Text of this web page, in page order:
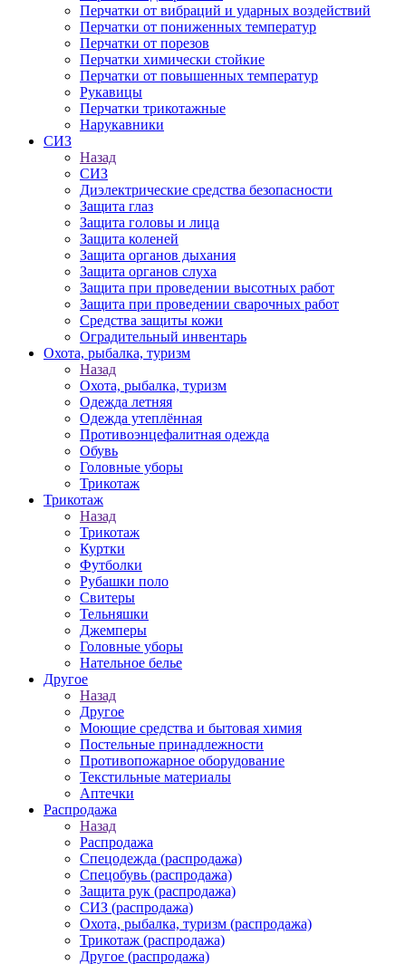
Перчатки от вибраций и ударных воздействий
Перчатки от пониженных температур
Перчатки от порезов
Перчатки химически стойкие
Перчатки от повышенных температур
Рукавицы
Перчатки трикотажные
Нарукавники
СИЗ
Назад
СИЗ
Диэлектрические средства безопасности
Защита глаз
Защита головы и лица
Защита коленей
Защита органов дыхания
Защита органов слуха
Защита при проведении высотных работ
Защита при проведении сварочных работ
Средства защиты кожи
Оградительный инвентарь
Охота, рыбалка, туризм
Назад
Охота, рыбалка, туризм
Одежда летняя
Одежда утеплённая
Противоэнцефалитная одежда
Обувь
Головные уборы
Трикотаж
Трикотаж
Назад
Трикотаж
Куртки
Футболки
Рубашки поло
Свитеры
Тельняшки
Джемперы
Головные уборы
Нательное белье
Другое
Назад
Другое
Моющие средства и бытовая химия
Постельные принадлежности
Противопожарное оборудование
Текстильные материалы
Аптечки
Распродажа
Назад
Распродажа
Спецодежда (распродажа)
Спецобувь (распродажа)
Защита рук (распродажа)
СИЗ (распродажа)
Охота, рыбалка, туризм (распродажа)
Трикотаж (распродажа)
Другое (распродажа)